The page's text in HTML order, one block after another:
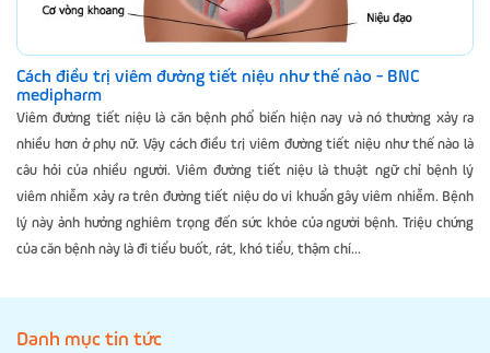
Cách điều trị viêm đường tiết niệu như thế nào - BNC
medipharm
Viêm đường tiết niệu là căn bệnh phổ biến hiện nay và nó thường xảy ra
nhiều hơn ở phụ nữ. Vậy cách điều trị viêm đường tiết niệu như thế nào là
câu hỏi của nhiều người. Viêm đường tiết niệu là thuật ngữ chỉ bệnh lý
viêm nhiễm xảy ra trên đường tiết niệu do vi khuẩn gây viêm nhiễm. Bệnh
lý này ảnh hưởng nghiêm trọng đến sức khỏe của người bệnh. Triệu chứng
của căn bệnh này là đi tiểu buốt, rát, khó tiểu, thậm chí...
Danh mục tin tức